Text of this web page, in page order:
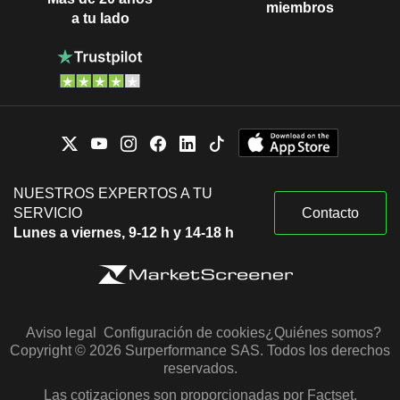
a tu lado
miembros
NUESTROS EXPERTOS A TU
SERVICIO
Lunes a viernes, 9-12 h y 14-18 h
Contacto
Aviso legal Configuración de cookies¿Quiénes somos?
Copyright © 2026 Surperformance SAS. Todos los derechos
reservados.
Las cotizaciones son proporcionadas por Factset,